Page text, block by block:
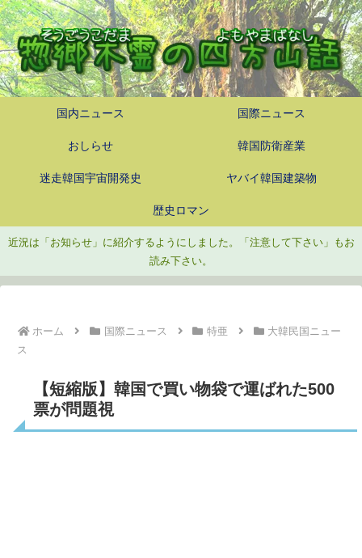
国内ニュース 国際ニュース
おしらせ 韓国防衛産業
迷走韓国宇宙開発史 ヤバイ韓国建築物
歴史ロマン
近況は「お知らせ」に紹介するようにしました。「注意して下さい」もお
読み下さい。
ホーム 国際ニュース 特亜
大韓民国ニュー
ス
【短縮版】韓国で買い物袋で運ばれた500
票が問題視